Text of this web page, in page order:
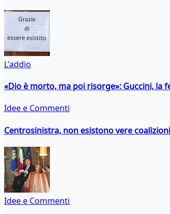
L'addio
«Dio è morto, ma poi risorge»: Guccini, la
Idee e Commenti
Centrosinistra, non esistono vere
Idee e Commenti